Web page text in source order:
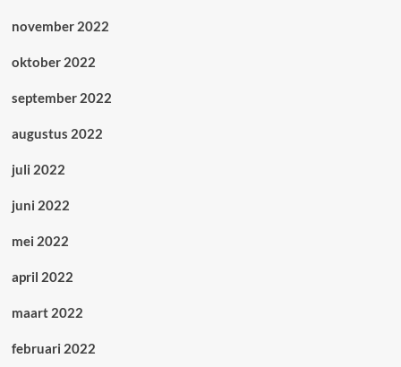
november 2022
oktober 2022
september 2022
augustus 2022
juli 2022
juni 2022
mei 2022
april 2022
maart 2022
februari 2022